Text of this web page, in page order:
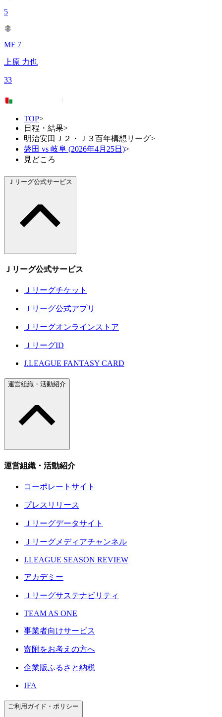
5
MF 7
上原 力也
33
TOP>
日程・結果>
明治安田Ｊ２・Ｊ３百年構想リーグ>
磐田 vs 岐阜 (2026年4月25日)>
見どころ
Ｊリーグ公式サービス
Ｊリーグ公式サービス
Ｊリーグチケット
Ｊリーグ公式アプリ
Ｊリーグオンラインストア
ＪリーグID
J.LEAGUE FANTASY CARD
運営組織・活動紹介
運営組織・活動紹介
コーポレートサイト
プレスリリース
Ｊリーグデータサイト
Ｊリーグメディアチャンネル
J.LEAGUE SEASON REVIEW
アカデミー
Ｊリーグサステナビリティ
TEAM AS ONE
事業者向けサービス
寄附をお考えの方へ
企業版ふるさと納税
JFA
ご利用ガイド・ポリシー